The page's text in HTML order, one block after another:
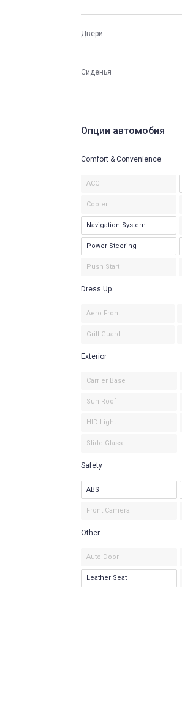
Двери
Сиденья
Опции автомобия
Comfort & Convenience
ACC
Cooler
Navigation System
Power Steering
Push Start
Dress Up
Aero Front
Grill Guard
Exterior
Carrier Base
Sun Roof
HID Light
Slide Glass
Safety
ABS
Front Camera
Other
Auto Door
Leather Seat